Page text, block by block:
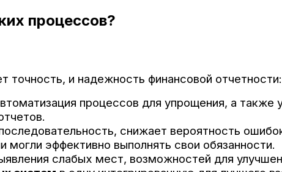
процессов?
точность, и надежность финансовой отчетности:
процессов для упрощения, а также
снижает вероятность
могли эффективно выполнять свои обязанности.
слабых мест, возможностей для